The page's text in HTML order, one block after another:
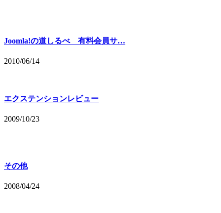
Joomla!の道しるべ 有料会員サ…
2010/06/14
エクステンションレビュー
2009/10/23
その他
2008/04/24